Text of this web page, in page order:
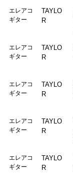
エレアコ
ギター
TAYLO
R
エレアコ
ギター
TAYLO
R
エレアコ
ギター
TAYLO
R
エレアコ
ギター
TAYLO
R
エレアコ
ギター
TAYLO
R